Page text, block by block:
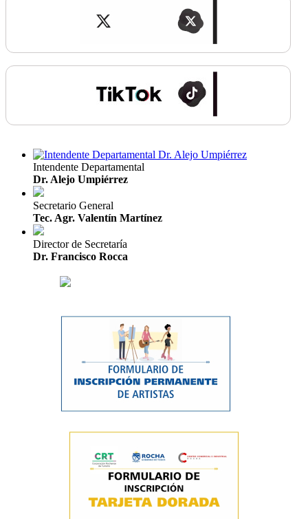
Intendente Departamental
Dr. Alejo Umpiérrez
Secretario General
Tec. Agr. Valentín Martínez
Director de Secretaría
Dr. Francisco Rocca